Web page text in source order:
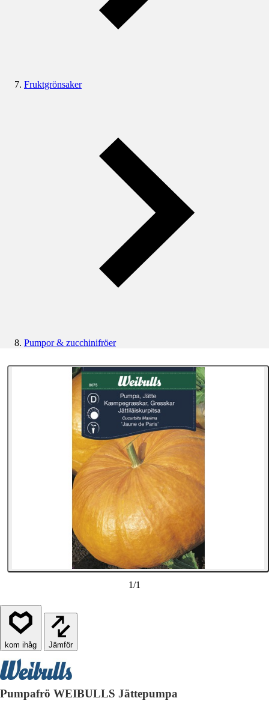
Fruktgrönsaker
Pumpor & zucchinifröer
1/1
Jämför
Pumpafrö WEIBULLS Jättepumpa